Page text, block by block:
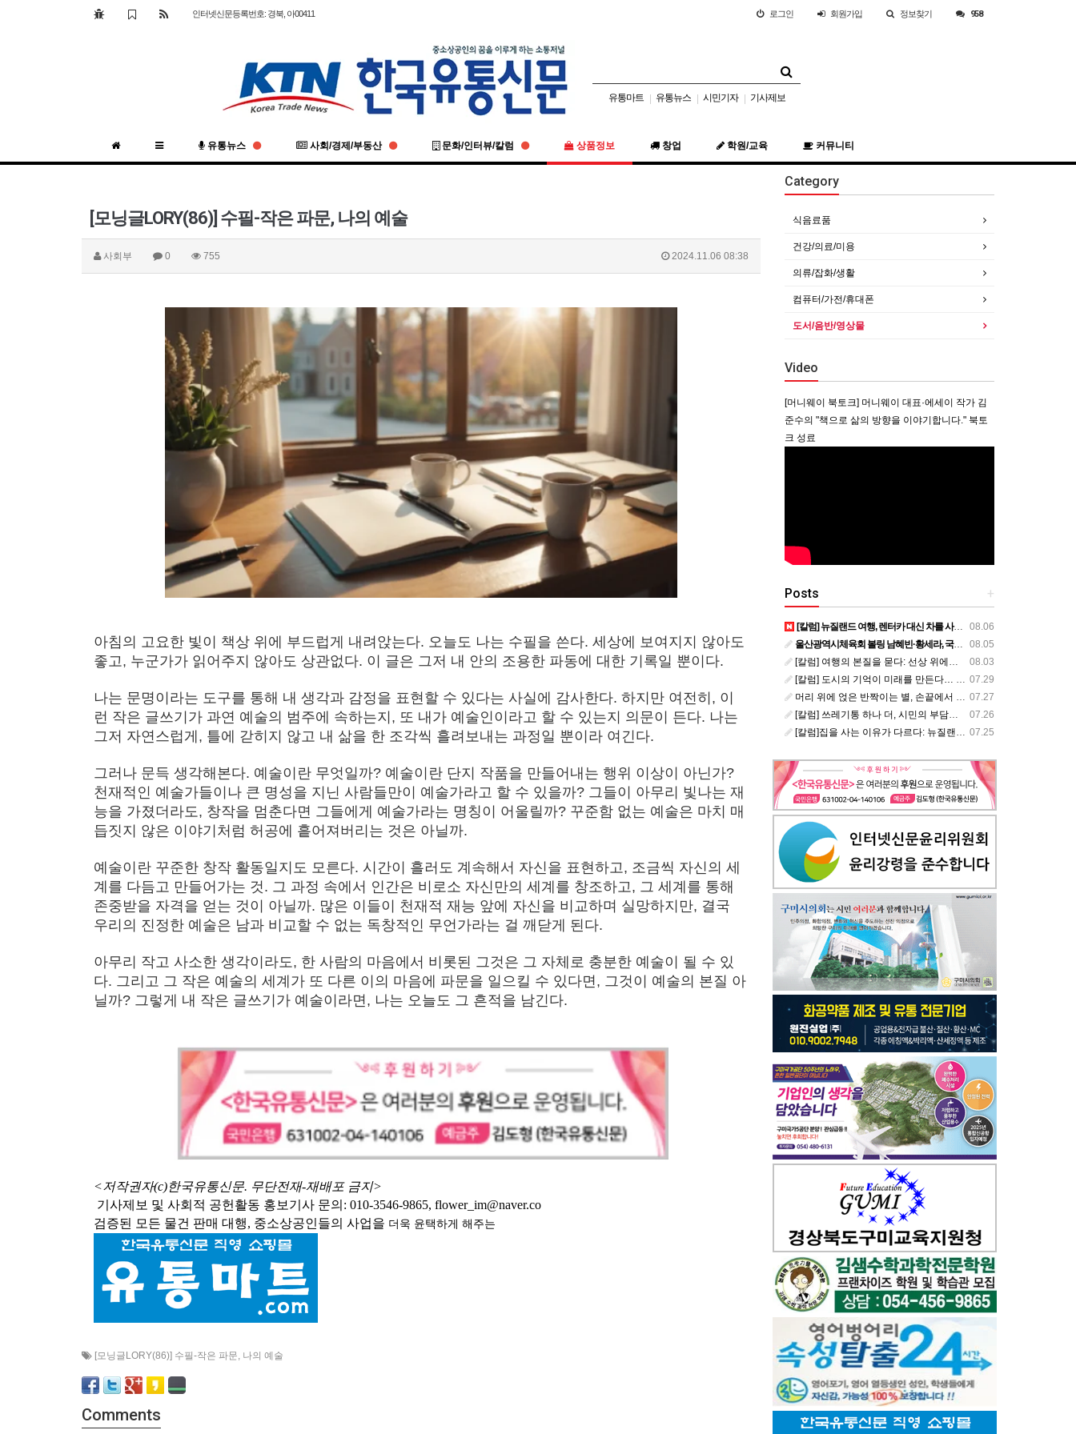
인터넷신문등록번호: 경북, 아00411 로그인 회원가입 정보찾기 958
유통마트 | 유통뉴스 | 시민기자 | 기사제보
유통뉴스 사회/경제/부동산 문화/인터뷰/칼럼 상품정보 창업 학원/교육 커뮤니티
[모닝글LORY(86)] 수필-작은 파문, 나의 예술
사회부 0 755 2024.11.06 08:38
아침의 고요한 빛이 책상 위에 부드럽게 내려앉는다. 오늘도 나는 수필을 쓴다. 세상에 보여지지 않아도
좋고, 누군가가 읽어주지 않아도 상관없다. 이 글은 그저 내 안의 조용한 파동에 대한 기록일 뿐이다.
나는 문명이라는 도구를 통해 내 생각과 감정을 표현할 수 있다는 사실에 감사한다. 하지만 여전히, 이
런 작은 글쓰기가 과연 예술의 범주에 속하는지, 또 내가 예술인이라고 할 수 있는지 의문이 든다. 나는
그저 자연스럽게, 틀에 갇히지 않고 내 삶을 한 조각씩 흘려보내는 과정일 뿐이라 여긴다.
그러나 문득 생각해본다. 예술이란 무엇일까? 예술이란 단지 작품을 만들어내는 행위 이상이 아닌가?
천재적인 예술가들이나 큰 명성을 지닌 사람들만이 예술가라고 할 수 있을까? 그들이 아무리 빛나는 재
능을 가졌더라도, 창작을 멈춘다면 그들에게 예술가라는 명칭이 어울릴까? 꾸준함 없는 예술은 마치 매
듭짓지 않은 이야기처럼 허공에 흩어져버리는 것은 아닐까.
예술이란 꾸준한 창작 활동일지도 모른다. 시간이 흘러도 계속해서 자신을 표현하고, 조금씩 자신의 세
계를 다듬고 만들어가는 것. 그 과정 속에서 인간은 비로소 자신만의 세계를 창조하고, 그 세계를 통해
존중받을 자격을 얻는 것이 아닐까. 많은 이들이 천재적 재능 앞에 자신을 비교하며 실망하지만, 결국
우리의 진정한 예술은 남과 비교할 수 없는 독창적인 무언가라는 걸 깨닫게 된다.
아무리 작고 사소한 생각이라도, 한 사람의 마음에서 비롯된 그것은 그 자체로 충분한 예술이 될 수 있
다. 그리고 그 작은 예술의 세계가 또 다른 이의 마음에 파문을 일으킬 수 있다면, 그것이 예술의 본질 아
닐까? 그렇게 내 작은 글쓰기가 예술이라면, 나는 오늘도 그 흔적을 남긴다.
<저작권자(c)한국유통신문. 무단전재-재배포 금지>
기사제보 및 사회적 공헌활동 홍보기사 문의: 010-3546-9865, flower_im@naver.co
검증된 모든 물건 판매 대행, 중소상공인들의 사업을 더욱 윤택하게 해주는
[모닝글LORY(86)] 수필-작은 파문, 나의 예술
Comments
Category
식음료품
건강/의료/미용
의류/잡화/생활
컴퓨터/가전/휴대폰
도서/음반/영상물
Video
[머니웨이 북토크] 머니웨이 대표·에세이 작가 김
준수의 "책으로 삶의 방향을 이야기합니다." 북토
크 성료
+
Posts
08.06
[칼럼] 뉴질랜드 여행, 렌터카 대신 차를 사볼까?
08.05
울산광역시체육회 볼링 남혜빈·황세라, 국가대표 평가전 통과… ‘아시아선수권 출전’
08.03
[칼럼] 여행의 본질을 묻다: 선상 위에서 펼쳐지는 공간과 사람, 그리고 미식의 미학
07.29
[칼럼] 도시의 기억이 미래를 만든다… 크라이스트처치와 한국 도시가 주는 교훈
07.27
머리 위에 얹은 반짝이는 별, 손끝에서 피어난 우리의 정체성
07.26
[칼럼] 쓰레기통 하나 더, 시민의 부담도 하나 더
07.25
[칼럼]집을 사는 이유가 다르다: 뉴질랜드 부동산에서 배운 다섯 가지 교훈